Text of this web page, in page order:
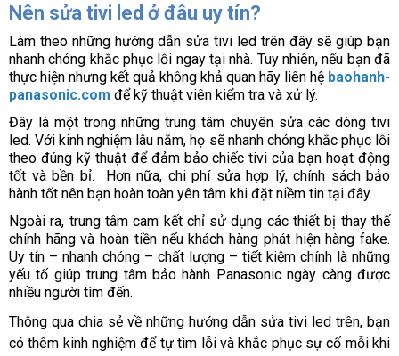
Nên sửa tivi led ở đâu uy tín?
Làm theo những hướng dẫn sửa tivi led trên đây sẽ giúp bạn
nhanh chóng khắc phục lỗi ngay tại nhà. Tuy nhiên, nếu bạn đã
thực hiện nhưng kết quả không khả quan hãy liên hệ baohanh-
panasonic.com để kỹ thuật viên kiểm tra và xử lý.
Đây là một trong những trung tâm chuyên sửa các dòng tivi
led. Với kinh nghiệm lâu năm, họ sẽ nhanh chóng khắc phục lỗi
theo đúng kỹ thuật để đảm bảo chiếc tivi của bạn hoạt động
tốt và bền bỉ.  Hơn nữa, chi phí sửa hợp lý, chính sách bảo
hành tốt nên bạn hoàn toàn yên tâm khi đặt niềm tin tại đây.
Ngoài ra, trung tâm cam kết chỉ sử dụng các thiết bị thay thế
chính hãng và hoàn tiền nếu khách hàng phát hiện hàng fake.
Uy tín – nhanh chóng – chất lượng – tiết kiệm chính là những
yếu tố giúp trung tâm bảo hành Panasonic ngày càng được
nhiều người tìm đến.
Thông qua chia sẻ về những hướng dẫn sửa tivi led trên, bạn
có thêm kinh nghiệm để tự tìm lỗi và khắc phục sự cố mỗi khi